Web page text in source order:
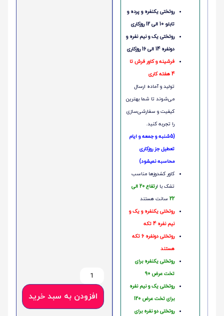
روتختی یکنفره و پرده و
تابلو 10 الی 12 روزکاری
روتختی یک و نیم نفره و
دونفره 14 الی 16 روزکاری
فرشینه و کاور فرش تا
4 هفته کاری
تولید و آماده ارسال
می‌شوند تا شما بهترین
کیفیت و سفارشی‌سازی
را تجربه کنید.
(5شنبه و جمعه و ایام
تعطیل جز روزکاری
محاسبه نمیشود)
کاور کشدوزها مناسب
تشک با ا
رتفاع 20 الی
22 سانت هستند
روتختی یکنفره و یک و
نیم نفره 4 تکه
روتختی دونفره 6 تکه
هستند
روتختی یکنفره برای
تخت عرض 90
روتختی یک و نیم نفره
برای تخت عرض 120
روتختی دو نفره برای
افزودن به سبد خرید